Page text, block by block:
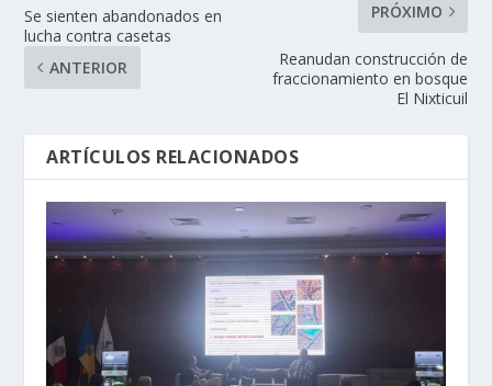
Se sienten abandonados en
lucha contra casetas
ANTERIOR
PRÓXIMO
Reanudan construcción de
fraccionamiento en bosque
El Nixticuil
ARTÍCULOS RELACIONADOS